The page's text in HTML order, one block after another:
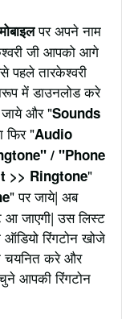
पर अपने नाम
जी आपको आगे
पहले तारकेश्वरी
में डाउनलोड करे
और "Sounds
फिर "Audio
/ "Phone
>> Ringtone"
" पर जाये| अब
आ जाएगी| उस लिस्ट
रिंगटोन खोजे
चयनित करे और
आपकी रिंगटोन